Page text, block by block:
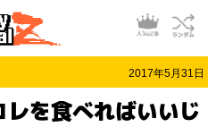
2017年5月31日
を食べればいいじ